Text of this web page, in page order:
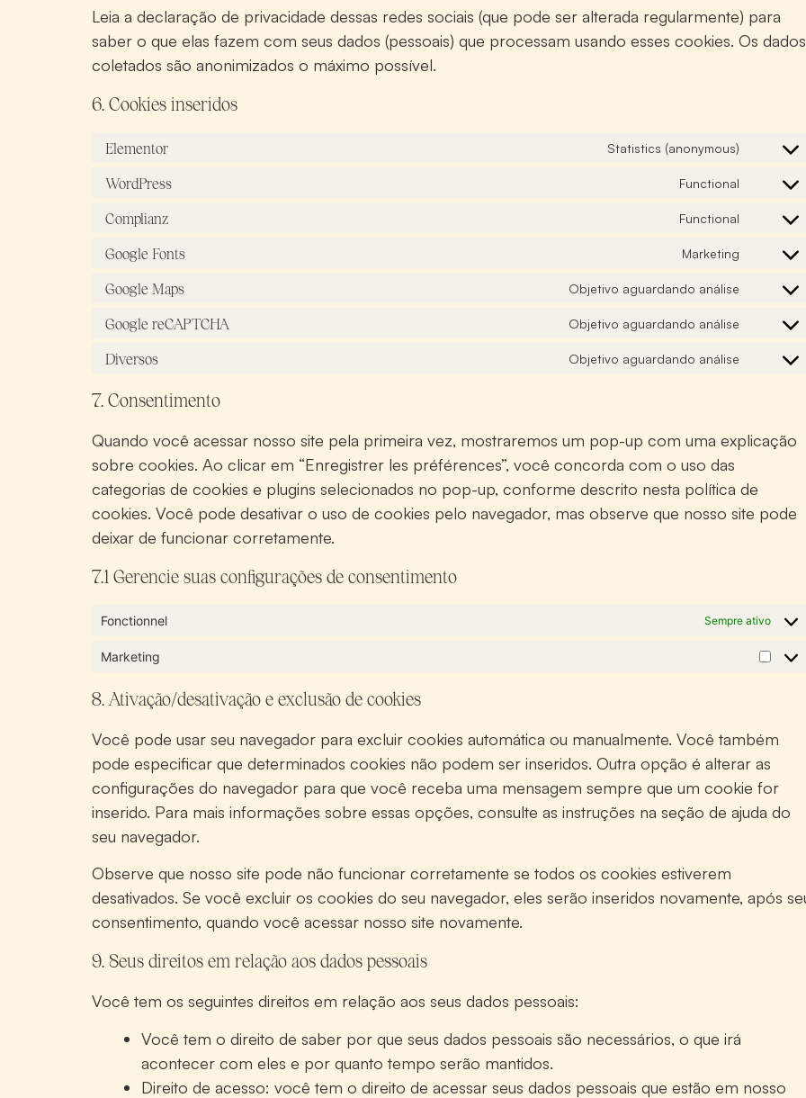
Leia a declaração de privacidade dessas redes sociais (que pode ser alterada regularmente) para
saber o que elas fazem com seus dados (pessoais) que processam usando esses cookies. Os dados
coletados são anonimizados o máximo possível.
6. Cookies inseridos
Elementor Statistics (anonymous)
WordPress Functional
Complianz Functional
Google Fonts Marketing
Google Maps Objetivo aguardando análise
Google reCAPTCHA Objetivo aguardando análise
Diversos Objetivo aguardando análise
7. Consentimento
Quando você acessar nosso site pela primeira vez, mostraremos um pop-up com uma explicação
sobre cookies. Ao clicar em “Enregistrer les préférences”, você concorda com o uso das
categorias de cookies e plugins selecionados no pop-up, conforme descrito nesta política de
cookies. Você pode desativar o uso de cookies pelo navegador, mas observe que nosso site pode
deixar de funcionar corretamente.
7.1 Gerencie suas configurações de consentimento
Fonctionnel Sempre ativo
Marketing
8. Ativação/desativação e exclusão de cookies
Você pode usar seu navegador para excluir cookies automática ou manualmente. Você também
pode especificar que determinados cookies não podem ser inseridos. Outra opção é alterar as
configurações do navegador para que você receba uma mensagem sempre que um cookie for
inserido. Para mais informações sobre essas opções, consulte as instruções na seção de ajuda do
seu navegador.
Observe que nosso site pode não funcionar corretamente se todos os cookies estiverem
desativados. Se você excluir os cookies do seu navegador, eles serão inseridos novamente, após
consentimento, quando você acessar nosso site novamente.
9. Seus direitos em relação aos dados pessoais
Você tem os seguintes direitos em relação aos seus dados pessoais:
Você tem o direito de saber por que seus dados pessoais são necessários, o que irá
acontecer com eles e por quanto tempo serão mantidos.
Direito de acesso: você tem o direito de acessar seus dados pessoais que estão em nosso